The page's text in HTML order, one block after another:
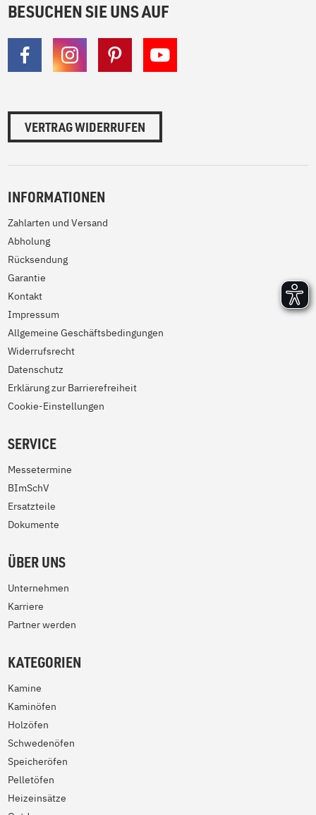
BESUCHEN SIE UNS AUF
VERTRAG WIDERRUFEN
INFORMATIONEN
Zahlarten und Versand
Abholung
Rücksendung
Garantie
Kontakt
Impressum
Allgemeine Geschäftsbedingungen
Widerrufsrecht
Datenschutz
Erklärung zur Barrierefreiheit
Cookie-Einstellungen
SERVICE
Messetermine
BImSchV
Ersatzteile
Dokumente
ÜBER UNS
Unternehmen
Karriere
Partner werden
KATEGORIEN
Kamine
Kaminöfen
Holzöfen
Schwedenöfen
Speicheröfen
Pelletöfen
Heizeinsätze